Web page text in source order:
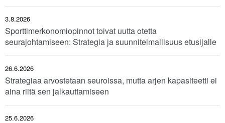
3.8.2026
Sporttimerkonomiopinnot toivat uutta otetta
seurajohtamiseen: Strategia ja suunnitelmallisuus etusijalle
26.6.2026
Strategiaa arvostetaan seuroissa, mutta arjen kapasiteetti ei
aina riitä sen jalkauttamiseen
25.6.2026